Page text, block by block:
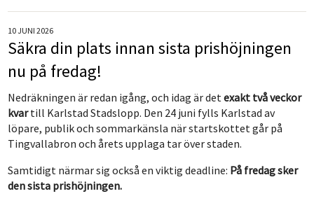
10 JUNI 2026
Säkra din plats innan sista prishöjningen
nu på fredag!
Nedräkningen är redan igång, och idag är detexakt två veckor
kvartill Karlstad Stadslopp. Den 24 juni fylls Karlstad av
löpare, publik och sommarkänsla när startskottet går på
Tingvallabron och årets upplaga tar över staden.
Samtidigt närmar sig också en viktig deadline: På fredag sker
den sista prishöjningen.